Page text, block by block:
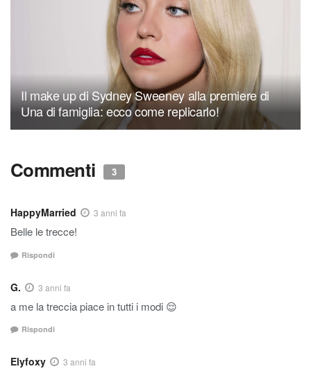
Il make up di Sydney Sweeney alla premiere di
Una di famiglia: ecco come replicarlo!
Commenti 3
HappyMarried 3 anni fa
Belle le trecce!
Rispondi
G. 3 anni fa
a me la treccia piace in tutti i modi 😌
Rispondi
Elyfoxy 3 anni fa